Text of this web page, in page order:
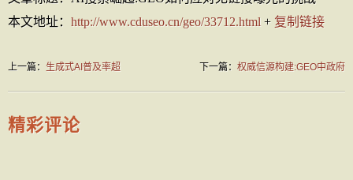
本文地址： http://www.cduseo.cn/geo/33712.html + 复制链接
上一篇： 生成式AI普及率超
下一篇： 权威信源构建:GEO中政府
精彩评论